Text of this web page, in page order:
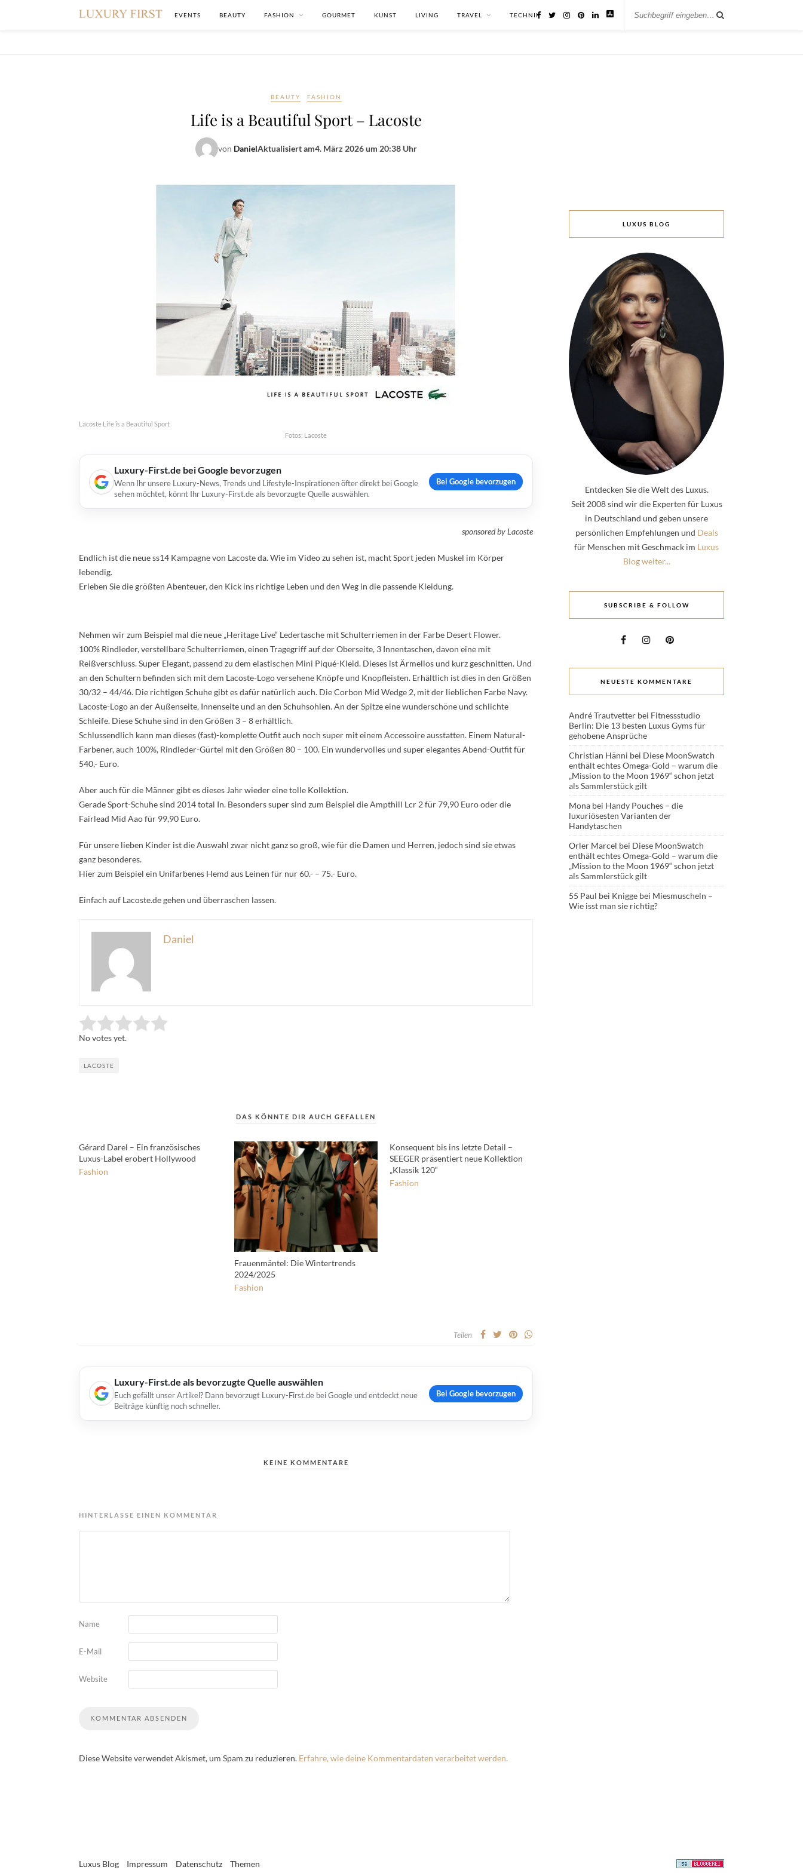
EVENTS BEAUTY FASHION GOURMET KUNST LIVING TRAVEL TECHNIK
BEAUTY FASHION
Life is a Beautiful Sport – Lacoste
von DanielAktualisiert am4. März 2026 um 20:38 Uhr
Lacoste Life is a Beautiful Sport
Fotos: Lacoste
Luxury-First.de bei Google bevorzugen
Wenn Ihr unsere Luxury-News, Trends und Lifestyle-Inspirationen öfter direkt bei Google
sehen möchtet, könnt Ihr Luxury-First.de als bevorzugte Quelle auswählen.
Bei Google bevorzugen
sponsored by Lacoste
Endlich ist die neue ss14 Kampagne von Lacoste da. Wie im Video zu sehen ist, macht Sport jeden Muskel im Körper
lebendig.
Erleben Sie die größten Abenteuer, den Kick ins richtige Leben und den Weg in die passende Kleidung.
Nehmen wir zum Beispiel mal die neue „Heritage Live“ Ledertasche mit Schulterriemen in der Farbe Desert Flower.
100% Rindleder, verstellbare Schulterriemen, einen Tragegriff auf der Oberseite, 3 Innentaschen, davon eine mit
Reißverschluss. Super Elegant, passend zu dem elastischen Mini Piqué-Kleid. Dieses ist Ärmellos und kurz geschnitten. Und
an den Schultern befinden sich mit dem Lacoste-Logo versehene Knöpfe und Knopfleisten. Erhältlich ist dies in den Größen
30/32 – 44/46. Die richtigen Schuhe gibt es dafür natürlich auch. Die Corbon Mid Wedge 2, mit der lieblichen Farbe Navy.
Lacoste-Logo an der Außenseite, Innenseite und an den Schuhsohlen. An der Spitze eine wunderschöne und schlichte
Schleife. Diese Schuhe sind in den Größen 3 – 8 erhältlich.
Schlussendlich kann man dieses (fast)-komplette Outfit auch noch super mit einem Accessoire ausstatten. Einem Natural-
Farbener, auch 100%, Rindleder-Gürtel mit den Größen 80 – 100. Ein wundervolles und super elegantes Abend-Outfit für
540,- Euro.
Aber auch für die Männer gibt es dieses Jahr wieder eine tolle Kollektion.
Gerade Sport-Schuhe sind 2014 total In. Besonders super sind zum Beispiel die Ampthill Lcr 2 für 79,90 Euro oder die
Fairlead Mid Aao für 99,90 Euro.
Für unsere lieben Kinder ist die Auswahl zwar nicht ganz so groß, wie für die Damen und Herren, jedoch sind sie etwas
ganz besonderes.
Hier zum Beispiel ein Unifarbenes Hemd aus Leinen für nur 60.- – 75.- Euro.
Einfach auf Lacoste.de gehen und überraschen lassen.
Daniel
Rate this item: Submit Rating
No votes yet.
LACOSTE
DAS KÖNNTE DIR AUCH GEFALLEN
Gérard Darel – Ein französisches
Luxus-Label erobert Hollywood
Fashion
Frauenmäntel: Die Wintertrends
2024/2025
Fashion
Konsequent bis ins letzte Detail –
SEEGER präsentiert neue Kollektion
„Klassik 120“
Fashion
Teilen
Luxury-First.de als bevorzugte Quelle auswählen
Euch gefällt unser Artikel? Dann bevorzugt Luxury-First.de bei Google und entdeckt neue
Beiträge künftig noch schneller.
Bei Google bevorzugen
KEINE KOMMENTARE
HINTERLASSE EINEN KOMMENTAR
Name
E-Mail
Website
Diese Website verwendet Akismet, um Spam zu reduzieren. Erfahre, wie deine Kommentardaten verarbeitet werden.
LUXUS BLOG
Entdecken Sie die Welt des Luxus.
Seit 2008 sind wir die Experten für Luxus
in Deutschland und geben unsere
persönlichen Empfehlungen und Deals
für Menschen mit Geschmack im Luxus
Blog weiter...
SUBSCRIBE & FOLLOW
NEUESTE KOMMENTARE
André Trautvetter bei Fitnessstudio
Berlin: Die 13 besten Luxus Gyms für
gehobene Ansprüche
Christian Hänni bei Diese MoonSwatch
enthält echtes Omega-Gold – warum die
„Mission to the Moon 1969“ schon jetzt
als Sammlerstück gilt
Mona bei Handy Pouches – die
luxuriösesten Varianten der
Handytaschen
Orler Marcel bei Diese MoonSwatch
enthält echtes Omega-Gold – warum die
„Mission to the Moon 1969“ schon jetzt
als Sammlerstück gilt
55 Paul bei Knigge bei Miesmuscheln –
Wie isst man sie richtig?
Luxus Blog Impressum Datenschutz Themen